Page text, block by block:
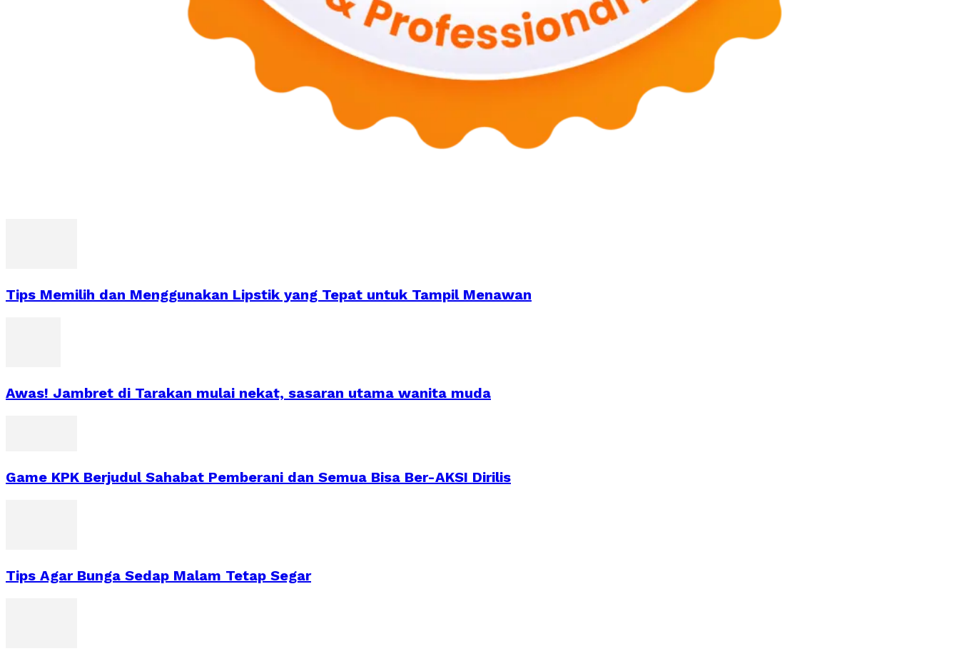
Tips Memilih dan Menggunakan Lipstik yang Tepat untuk Tampil Menawan
Awas! Jambret di Tarakan mulai nekat, sasaran utama wanita muda
Game KPK Berjudul Sahabat Pemberani dan Semua Bisa Ber-AKSI Dirilis
Tips Agar Bunga Sedap Malam Tetap Segar